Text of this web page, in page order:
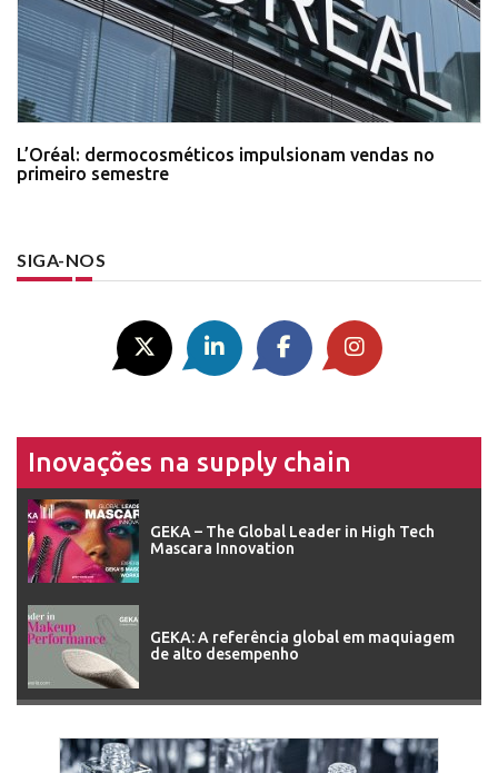
L’Oréal: dermocosméticos impulsionam vendas no
primeiro semestre
SIGA-NOS
Inovações na supply chain
GEKA – The Global Leader in High Tech
Mascara Innovation
GEKA: A referência global em maquiagem
de alto desempenho